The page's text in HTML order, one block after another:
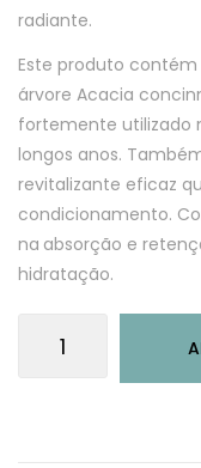
radiante.
Este produto
árvore Acacia
fortemente utilizado
longos anos.
revitalizante eficaz
condicionamento.
na absorção e
hidratação.